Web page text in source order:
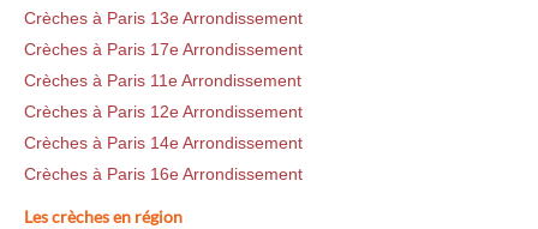
Crèches à Paris 13e Arrondissement
Crèches à Paris 17e Arrondissement
Crèches à Paris 11e Arrondissement
Crèches à Paris 12e Arrondissement
Crèches à Paris 14e Arrondissement
Crèches à Paris 16e Arrondissement
Les crèches en région